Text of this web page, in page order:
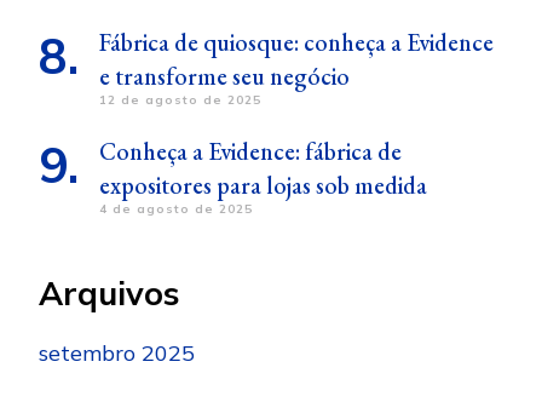
Fábrica de quiosque: conheça a Evidence
e transforme seu negócio
12 de agosto de 2025
Conheça a Evidence: fábrica de
expositores para lojas sob medida
4 de agosto de 2025
Arquivos
setembro 2025